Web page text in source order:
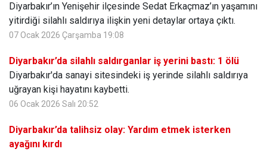
Diyarbakır’ın Yenişehir ilçesinde Sedat Erkaçmaz’ın yaşamını
yitirdiği silahlı saldırıya ilişkin yeni detaylar ortaya çıktı.
07 Ocak 2026 Çarşamba 19:08
Diyarbakır’da silahlı saldırganlar iş yerini bastı: 1 ölü
Diyarbakır'da sanayi sitesindeki iş yerinde silahlı saldırıya
uğrayan kişi hayatını kaybetti.
06 Ocak 2026 Salı 20:52
Diyarbakır’da talihsiz olay: Yardım etmek isterken
ayağını kırdı